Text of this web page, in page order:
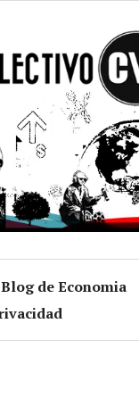
Blog de Economia